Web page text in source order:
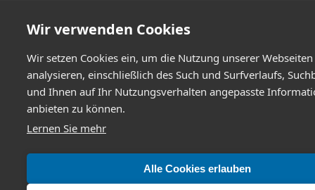
Wir verwenden Cookies
Wir setzen Cookies ein, um die Nutzung unserer
analysieren, einschließlich des Such und Surfverlaufs,
und Ihnen auf Ihr Nutzungsverhalten angepasste
anbieten zu können.
Lernen Sie mehr
Alle Cookies erlauben